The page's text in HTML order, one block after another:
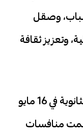
وصقل
وتعزيز ثقافة
وأُقيمت منافسات طلبة المرحلة الثانوية في 16 مايو
أُقيمت منافسات